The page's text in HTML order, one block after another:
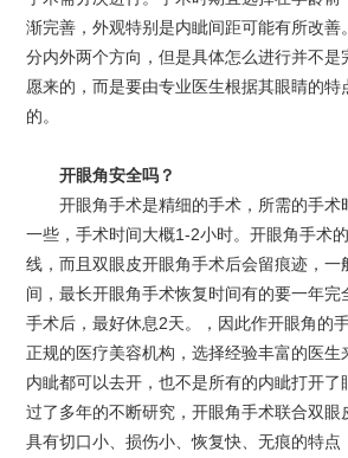
渐完善，外观特别是内眦间距可能有所改善
分内外两个方向，但是具体怎么进行并不是
愿来的，而是要由专业医生根据其眼睛的特
的。
开眼角安全吗？
开眼角手术是精细的手术，所需的手术
一些，手术时间大概1-2小时。开眼角手术
线，而且双眼皮开眼角手术后会留痕迹，一
间，最长开眼角手术恢复时间有的要一年完
手术后，最好休息2天。，因此作开眼角的
正规的医疗美容机构，选择经验丰富的医生
内眦都可以去开，也不是所有的内眦打开了
过了多年的不断研究，开眼角手术联合双眼
具有切口小、损伤小、恢复快、无痕的特点